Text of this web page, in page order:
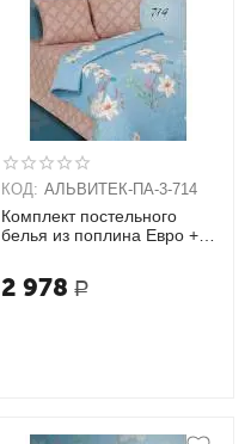
КОД: АЛЬВИТЕК-ПA-3-714
Комплект постельного
белья из поплина Евро + 2
2 978 Р